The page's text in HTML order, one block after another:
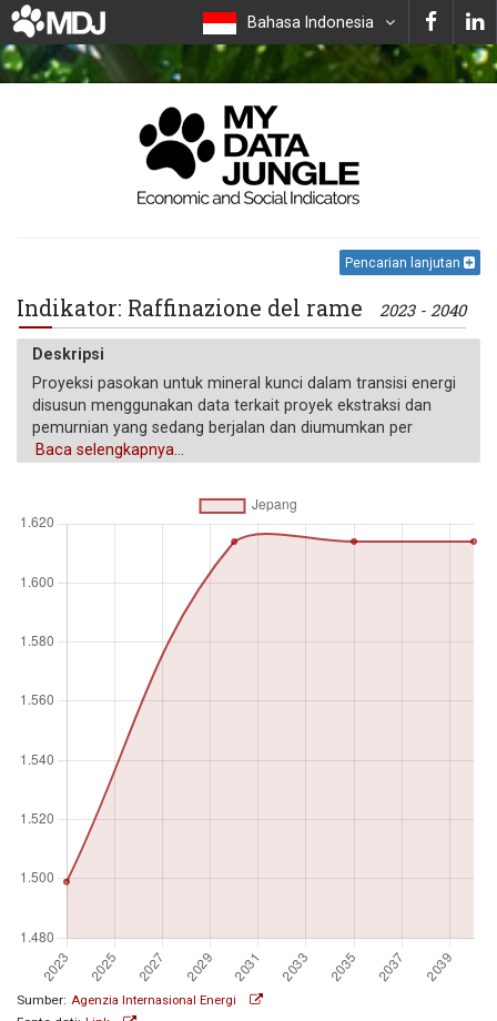
Bahasa Indonesia
Pencarian lanjutan
Indikator: Raffinazione del rame 2023 - 2040
Deskripsi
Proyeksi pasokan untuk mineral kunci dalam transisi energi
disusun menggunakan data terkait proyek ekstraksi dan
pemurnian yang sedang berjalan dan diumumkan per
negara. "Base case" (kt) dievaluasi berdasarkan probabilitas
pendanaan, perizinan, dan studi kelayakan.
Satuan pengukuran
Baca selengkapnya...
Sumber: Agenzia Internasional Energi